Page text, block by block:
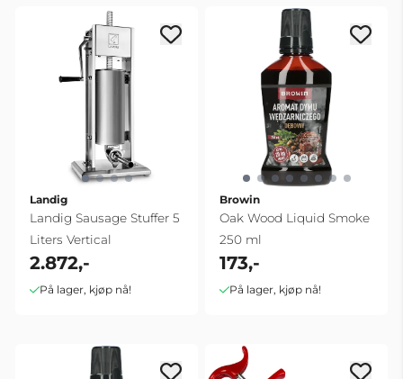
Landig
Landig Sausage Stuffer 5
Liters Vertical
2.872,-
På lager, kjøp nå!
Browin
Oak Wood Liquid Smoke
250 ml
173,-
På lager, kjøp nå!